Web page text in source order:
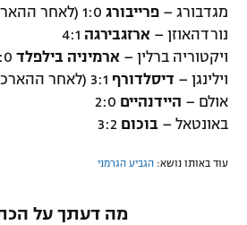
מגדבורג – פרייבורג 1:0 (לאחר ההארכה)
נורדהאוזן – ארזגבירגה
ויקטוריה ברלין – ארמיניה בילפלד
וילינגן – דיסלדורף
אולם – היידנהיים 2:0
באונטאל – בוכום 3:2
עוד באותו נושא: הגביע הגרמני
מה דעתך על